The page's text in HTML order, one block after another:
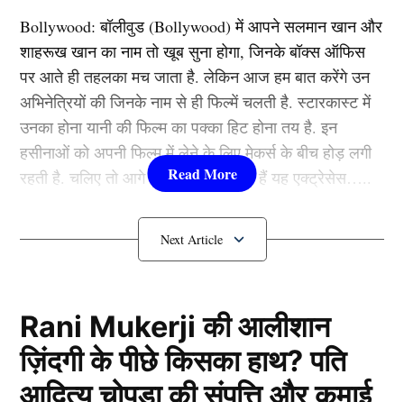
बॉलीवुड एक्टर (Film Actor) अरुणोदय सिंह का तलाक एक बेहद
अनोखी वजह से हुआ था। उनका रिश्ता किसी एक्स्ट्रा मैरिटल
अफेयर या आपसी मतभेद की वजह से नहीं बल्कि उनके कुत्तों की
वजह से टूटा था।
कुत्तों की वजह से एक्टर अरुणोदय का हुआ
Bollywood:बॉलीवुड (Bollywood)में आपने सलमान खान और
शाहरूख खान का नाम तो खूब सुना होगा, जिनके बॉक्स ऑफिस
पर आते ही तहलका मच जाता है. लेकिन आज हम बात करेंगे उन
अभिनेत्रियों की जिनके नाम से ही फिल्में चलती है. स्टारकास्ट में
उनका होना यानी की फिल्म का पक्का हिट होना तय है. इन
हसीनाओं को अपनी फिल्म में लेने के लिए मेकर्स के बीच होड़ लगी
रहती है. चलिए तो आगे जानते हैं कौन-कौन हैं यह एक्ट्रेसेस…..
कौन हैंBollywood की यह हसीनाएं?
Padukone)
लिस्ट में पहला नाम अभिनेत्री दीपिका पादुकोण का नाम शामिल हैं.
एक्ट्रेस को बॉक्स ऑफिस की सुपरस्टार कही जाता है. दीपिका ने
Rani Mukerji की आलीशान
ज़िंदगी के पीछे किसका हाथ? पति